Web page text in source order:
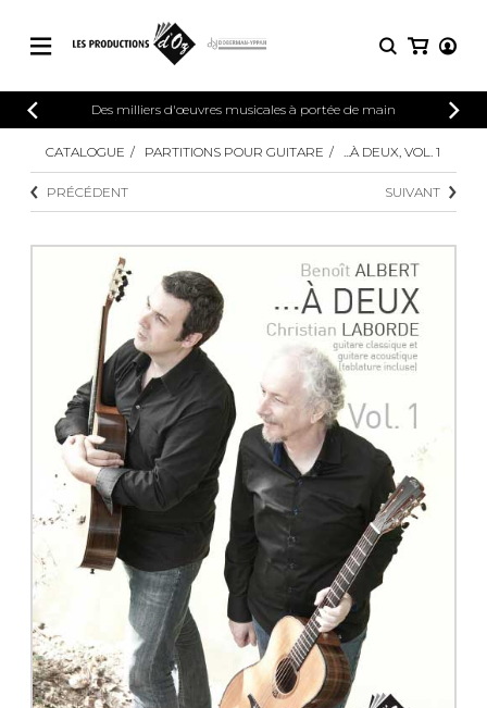
CATALOGUE
Explorez notre catalogue de partitions
riche en œuvres originales et en
arrangements de qualité.
PARTITIONS POUR GUITARE
PARTITIONS POUR AUTRES
INSTRUMENTS
PARTITIONS POUR ENSEMBLES
AUTRES PRODUITS
CONNEXION
INSCRIPTION
Des milliers d'œuvres musicales à portée de main
riche en œuvres originales et en
arrangements de qualité.
PARTITIONS
Méthodes
3 guitares
4 guitares
5 guitares et plus
Ensemble de
Concerto pour
Guitare et un autre
Musique de
CATALOGUE PARTITIONS POUR GUITARE ...À DEUX, VOL. 1
PRÉCÉDENT SUIVANT